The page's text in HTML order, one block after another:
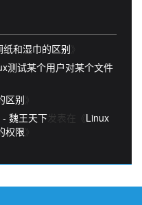
纸和湿巾的区别
测试某个用户对某个文件
区别
魏王天下发表在《 Linux
权限